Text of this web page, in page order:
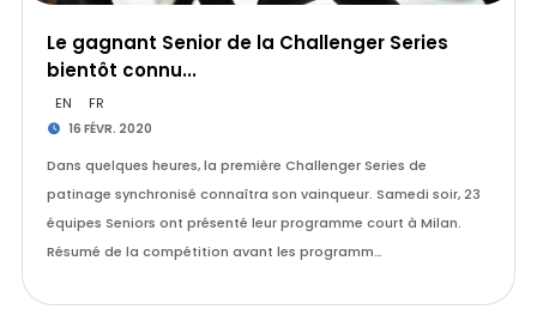
Le gagnant Senior de la Challenger Series
bientôt connu...
EN FR
16 FÉVR. 2020
Dans quelques heures, la première Challenger Series de
patinage synchronisé connaîtra son vainqueur. Samedi soir, 23
équipes Seniors ont présenté leur programme court à Milan.
Résumé de la compétition avant les programm…